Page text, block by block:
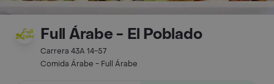
Full Árabe - El Poblado
Carrera 43A 14-57
Comida Árabe - Full Árabe